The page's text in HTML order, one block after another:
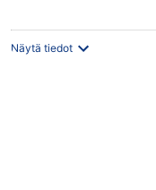
Näytä tiedot